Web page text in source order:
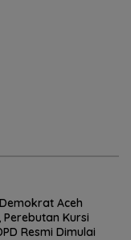
Aceh
Perebutan Kursi
Resmi Dimulai